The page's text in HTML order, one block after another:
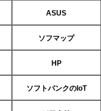
ASUS
ソフマップ
HP
ソフトバンクのIoT